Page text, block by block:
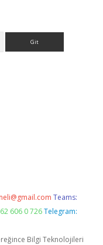
Teams:
606 0 726 Telegram:
Bilgi Teknolojileri